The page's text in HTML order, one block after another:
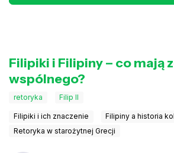
Filipiki i Filipiny – co mają
wspólnego?
retoryka Filip II
Filipiki i ich znaczenie
Filipiny a historia
Retoryka w starożytnej Grecji